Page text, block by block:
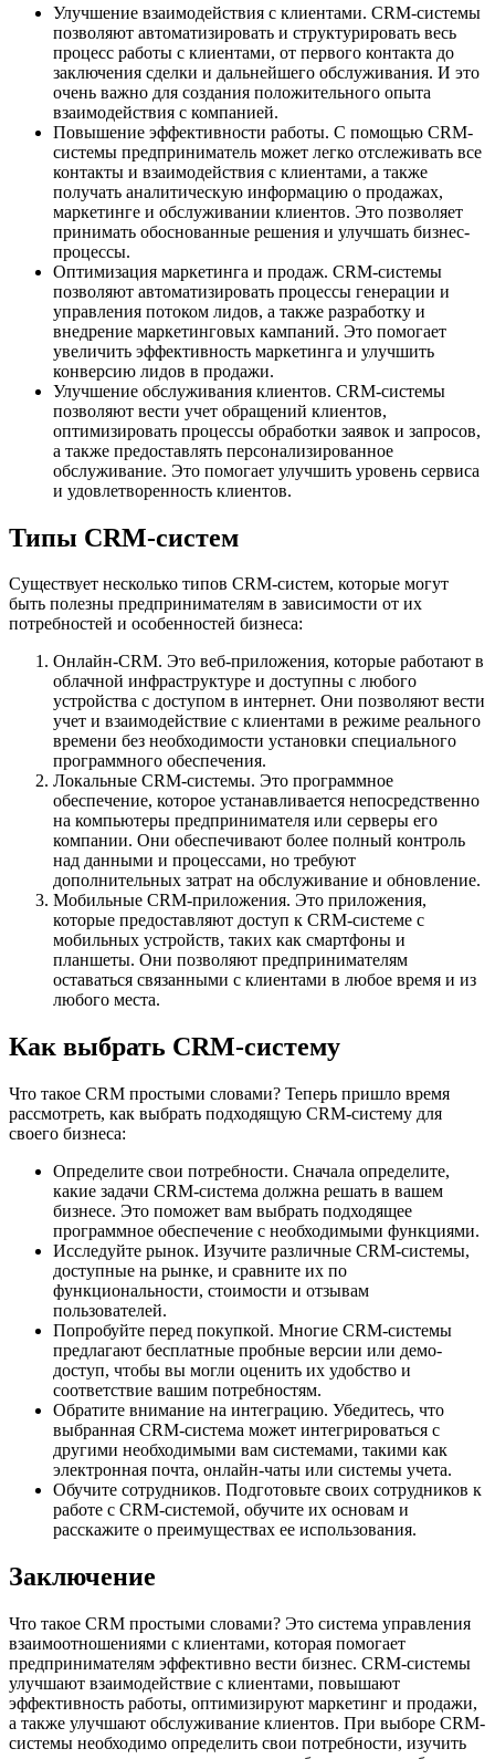
Улучшение взаимодействия с клиентами. CRM-системы
позволяют автоматизировать и структурировать весь
процесс работы с клиентами, от первого контакта до
заключения сделки и дальнейшего обслуживания. И это
очень важно для создания положительного опыта
взаимодействия с компанией.
Повышение эффективности работы. С помощью CRM-
системы предприниматель может легко отслеживать все
контакты и взаимодействия с клиентами, а также
получать аналитическую информацию о продажах,
маркетинге и обслуживании клиентов. Это позволяет
принимать обоснованные решения и улучшать бизнес-
процессы.
Оптимизация маркетинга и продаж. CRM-системы
позволяют автоматизировать процессы генерации и
управления потоком лидов, а также разработку и
внедрение маркетинговых кампаний. Это помогает
увеличить эффективность маркетинга и улучшить
конверсию лидов в продажи.
Улучшение обслуживания клиентов. CRM-системы
позволяют вести учет обращений клиентов,
оптимизировать процессы обработки заявок и запросов,
а также предоставлять персонализированное
обслуживание. Это помогает улучшить уровень сервиса
и удовлетворенность клиентов.
Типы CRM-систем
Существует несколько типов CRM-систем, которые могут
быть полезны предпринимателям в зависимости от их
потребностей и особенностей бизнеса:
Онлайн-CRM. Это веб-приложения, которые работают в
облачной инфраструктуре и доступны с любого
устройства с доступом в интернет. Они позволяют вести
учет и взаимодействие с клиентами в режиме реального
времени без необходимости установки специального
программного обеспечения.
Локальные CRM-системы. Это программное
обеспечение, которое устанавливается непосредственно
на компьютеры предпринимателя или серверы его
компании. Они обеспечивают более полный контроль
над данными и процессами, но требуют
дополнительных затрат на обслуживание и обновление.
Мобильные CRM-приложения. Это приложения,
которые предоставляют доступ к CRM-системе с
мобильных устройств, таких как смартфоны и
планшеты. Они позволяют предпринимателям
оставаться связанными с клиентами в любое время и из
любого места.
Как выбрать CRM-систему
Что такое CRM простыми словами? Теперь пришло время
рассмотреть, как выбрать подходящую CRM-систему для
своего бизнеса:
Определите свои потребности. Сначала определите,
какие задачи CRM-система должна решать в вашем
бизнесе. Это поможет вам выбрать подходящее
программное обеспечение с необходимыми функциями.
Исследуйте рынок. Изучите различные CRM-системы,
доступные на рынке, и сравните их по
функциональности, стоимости и отзывам
пользователей.
Попробуйте перед покупкой. Многие CRM-системы
предлагают бесплатные пробные версии или демо-
доступ, чтобы вы могли оценить их удобство и
соответствие вашим потребностям.
Обратите внимание на интеграцию. Убедитесь, что
выбранная CRM-система может интегрироваться с
другими необходимыми вам системами, такими как
электронная почта, онлайн-чаты или системы учета.
Обучите сотрудников. Подготовьте своих сотрудников к
работе с CRM-системой, обучите их основам и
расскажите о преимуществах ее использования.
Заключение
Что такое CRM простыми словами? Это система управления
взаимоотношениями с клиентами, которая помогает
предпринимателям эффективно вести бизнес. CRM-системы
улучшают взаимодействие с клиентами, повышают
эффективность работы, оптимизируют маркетинг и продажи,
а также улучшают обслуживание клиентов. При выборе CRM-
системы необходимо определить свои потребности, изучить